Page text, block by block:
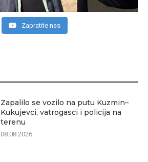
Zapalilo se vozilo na putu Kuzmin–
Kukujevci, vatrogasci i policija na
terenu
08.08.2026.
Zapratite nas